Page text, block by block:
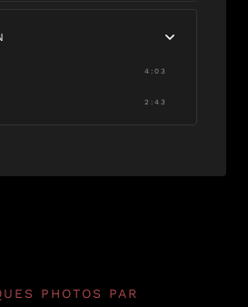
4:03
2:43
PHOTOS PAR